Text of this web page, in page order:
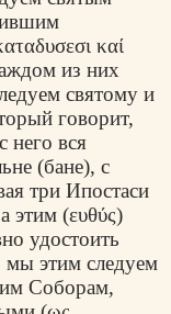
καί
из них
святому и
говорит,
него вся
(бане), с
три Ипостаси
этим (ευθύς)
удостоить
мы этим следуем
Соборам,